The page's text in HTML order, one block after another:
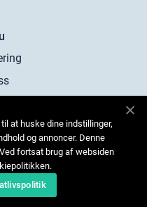
oss
at huske dine indstillinger,
og annoncer. Denne
fortsat brug af websiden